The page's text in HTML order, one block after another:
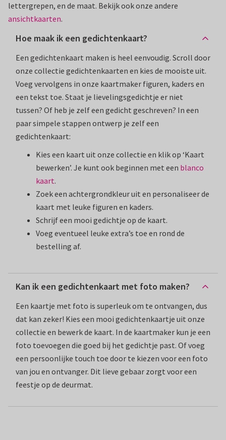
lettergrepen, en de maat. Bekijk ook onze andere
ansichtkaarten.
Hoe maak ik een gedichtenkaart?
Een gedichtenkaart maken is heel eenvoudig. Scroll door
onze collectie gedichtenkaarten en kies de mooiste uit.
Voeg vervolgens in onze kaartmaker figuren, kaders en
een tekst toe. Staat je lievelingsgedichtje er niet
tussen? Of heb je zelf een gedicht geschreven? In een
paar simpele stappen ontwerp je zelf een
gedichtenkaart:
Kies een kaart uit onze collectie en klik op ‘Kaart
bewerken’. Je kunt ook beginnen met een blanco
kaart.
Zoek een achtergrondkleur uit en personaliseer de
kaart met leuke figuren en kaders.
Schrijf een mooi gedichtje op de kaart.
Voeg eventueel leuke extra’s toe en rond de
bestelling af.
Kan ik een gedichtenkaart met foto maken?
Een kaartje met foto is superleuk om te ontvangen, dus
dat kan zeker! Kies een mooi gedichtenkaartje uit onze
collectie en bewerk de kaart. In de kaartmaker kun je een
foto toevoegen die goed bij het gedichtje past. Of voeg
een persoonlijke touch toe door te kiezen voor een foto
van jou en ontvanger. Dit lieve gebaar zorgt voor een
feestje op de deurmat.